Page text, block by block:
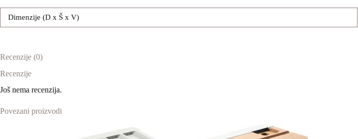
Dimenzije (D x Š x V)
Recenzije (0)
Recenzije
Još nema recenzija.
Povezani proizvodi